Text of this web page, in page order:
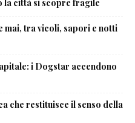
la città si scopre fragile
mai, tra vicoli, sapori e notti
i Dogstar accendono
che restituisce il senso della